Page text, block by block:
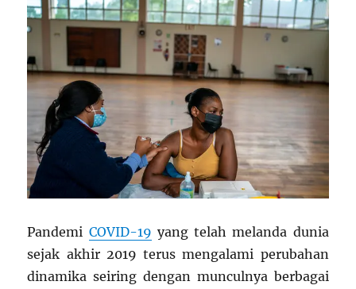
Pandemi COVID-19 yang telah melanda dunia
sejak akhir 2019 terus mengalami perubahan
dinamika seiring dengan munculnya berbagai